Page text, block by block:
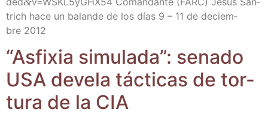
trich hace un balan­de de los días 9 – 11 de deciem­
bre 2012
“Asfi­xia simu­la­da”: sena­do
USA deve­la tác­ti­cas de tor­
tu­ra de la CIA